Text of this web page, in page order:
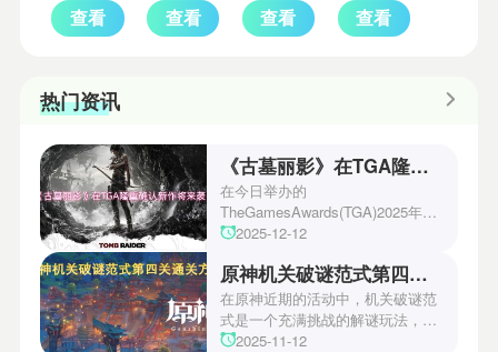
查看 查看 查看 查看
热门资讯
《古墓丽影》在TGA隆重确认新作将来袭！
在今日举办的
TheGamesAwards(TGA)2025年度
游戏颁奖典礼中，古墓丽影系列公
场资讯让众多玩家们都非常期待！
本次官方也宣布游戏将于2027年登
陆PS5、Xbox以及PC平台！有兴
趣的玩家们可以继续留守鲶鱼网！
2025-12-12
原神机关破谜范式第四关通关方法
在原神近期的活动中，机关破谜范
式是一个充满挑战的解谜玩法，其
中第四关是许多玩家遇到困难的地
2025-11-12